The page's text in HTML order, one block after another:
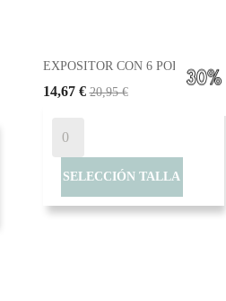
EXPOSITOR CON 6 POLOS -...
14,67 € 20,95 €
SELECCIÓN TALLA